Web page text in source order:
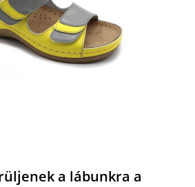
a lábunkra a